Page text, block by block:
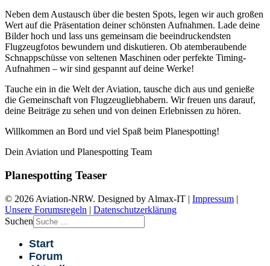
Neben dem Austausch über die besten Spots, legen wir auch großen
Wert auf die Präsentation deiner schönsten Aufnahmen. Lade deine
Bilder hoch und lass uns gemeinsam die beeindruckendsten
Flugzeugfotos bewundern und diskutieren. Ob atemberaubende
Schnappschüsse von seltenen Maschinen oder perfekte Timing-
Aufnahmen – wir sind gespannt auf deine Werke!
Tauche ein in die Welt der Aviation, tausche dich aus und genieße
die Gemeinschaft von Flugzeugliebhabern. Wir freuen uns darauf,
deine Beiträge zu sehen und von deinen Erlebnissen zu hören.
Willkommen an Bord und viel Spaß beim Planespotting!
Dein Aviation und Planespotting Team
Planespotting Teaser
© 2026 Aviation-NRW. Designed by Almax-IT | Impressum |
Unsere Forumsregeln | Datenschutzerklärung
Suchen
Start
Forum